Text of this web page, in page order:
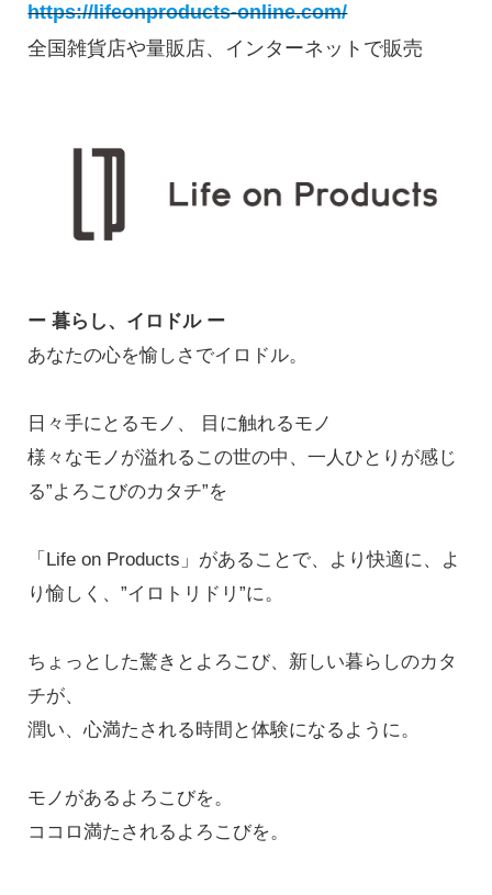
https://lifeonproducts-online.com/
全国雑貨店や量販店、インターネットで販売
ー 暮らし、イロドル ー
あなたの心を愉しさでイロドル。
日々手にとるモノ、 目に触れるモノ
様々なモノが溢れるこの世の中、一人ひとりが感じ
る”よろこびのカタチ”を
「Life on Products」があることで、より快適に、よ
り愉しく、”イロトリドリ”に。
ちょっとした驚きとよろこび、新しい暮らしのカタ
チが、
潤い、心満たされる時間と体験になるように。
モノがあるよろこびを。
ココロ満たされるよろこびを。